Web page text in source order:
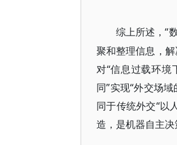
综上所述，“
聚和整理信息，
对“信息过载环境
同”实现“外交场
同于传统外交“以
造，是机器自主